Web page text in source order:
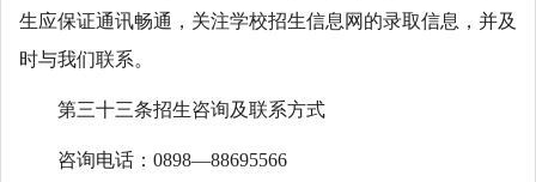
生应保证通讯畅通，关注学校招生信息网的录取信息，并及
时与我们联系。
第三十三条招生咨询及联系方式
咨询电话：0898—88695566